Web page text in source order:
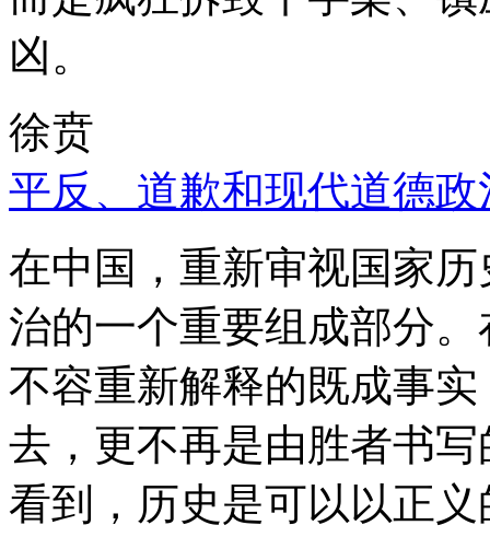
凶。
徐贲
平反、道歉和现代道德政
在中国，重新审视国家
治的一个重要组成部分
不容重新解释的既成事
去，更不再是由胜者书
看到，历史是可以以正